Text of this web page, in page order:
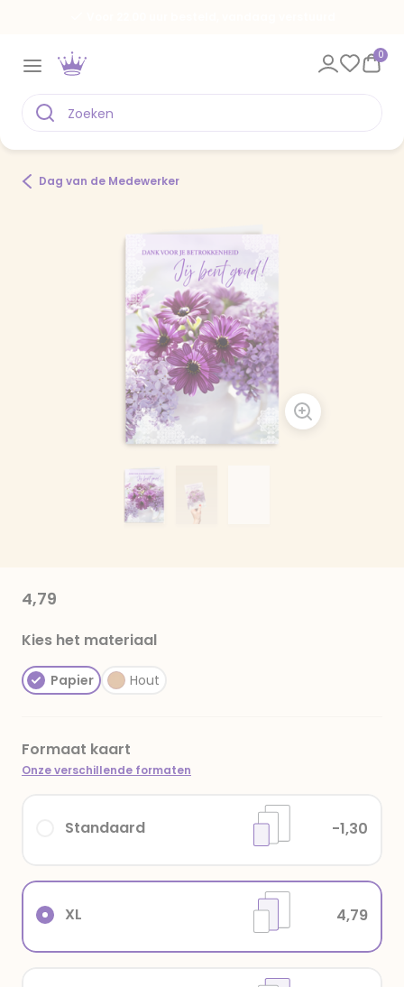
0
Dag van de Medewerker
4,79
Kies het materiaal
Papier Hout
Formaat kaart
Onze verschillende formaten
XL 4,79
Standaard -1,30